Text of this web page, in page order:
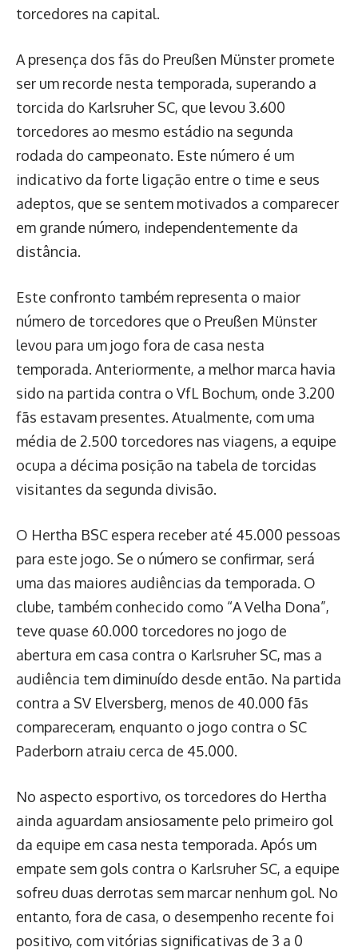
torcedores na capital.
A presença dos fãs do Preußen Münster promete
ser um recorde nesta temporada, superando a
torcida do Karlsruher SC, que levou 3.600
torcedores ao mesmo estádio na segunda
rodada do campeonato. Este número é um
indicativo da forte ligação entre o time e seus
adeptos, que se sentem motivados a comparecer
em grande número, independentemente da
distância.
Este confronto também representa o maior
número de torcedores que o Preußen Münster
levou para um jogo fora de casa nesta
temporada. Anteriormente, a melhor marca havia
sido na partida contra o VfL Bochum, onde 3.200
fãs estavam presentes. Atualmente, com uma
média de 2.500 torcedores nas viagens, a equipe
ocupa a décima posição na tabela de torcidas
visitantes da segunda divisão.
O Hertha BSC espera receber até 45.000 pessoas
para este jogo. Se o número se confirmar, será
uma das maiores audiências da temporada. O
clube, também conhecido como “A Velha Dona”,
teve quase 60.000 torcedores no jogo de
abertura em casa contra o Karlsruher SC, mas a
audiência tem diminuído desde então. Na partida
contra a SV Elversberg, menos de 40.000 fãs
compareceram, enquanto o jogo contra o SC
Paderborn atraiu cerca de 45.000.
No aspecto esportivo, os torcedores do Hertha
ainda aguardam ansiosamente pelo primeiro gol
da equipe em casa nesta temporada. Após um
empate sem gols contra o Karlsruher SC, a equipe
sofreu duas derrotas sem marcar nenhum gol. No
entanto, fora de casa, o desempenho recente foi
positivo, com vitórias significativas de 3 a 0